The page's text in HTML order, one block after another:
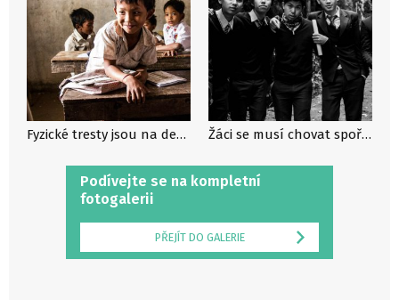
Podívejte se na kompletní
fotogalerii
PŘEJÍT DO GALERIE
Fyzické tresty jsou na denním pořádku, Vietnam Žáci se musí chovat spořádaně, Vietnam